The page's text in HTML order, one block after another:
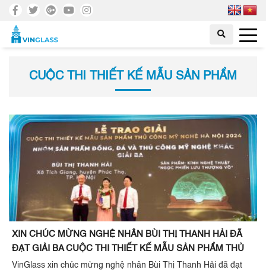
CUỘC THI THIẾT KẾ MẪU SẢN PHẨM
XIN CHÚC MỪNG NGHỆ NHÂN BÙI THỊ THANH HẢI ĐÃ
ĐẠT GIẢI BA CUỘC THI THIẾT KẾ MẪU SẢN PHẨM THỦ
CÔNG MỸ NGHỆ 2024
VinGlass xin chúc mừng nghệ nhân Bùi Thị Thanh Hải đã đạt